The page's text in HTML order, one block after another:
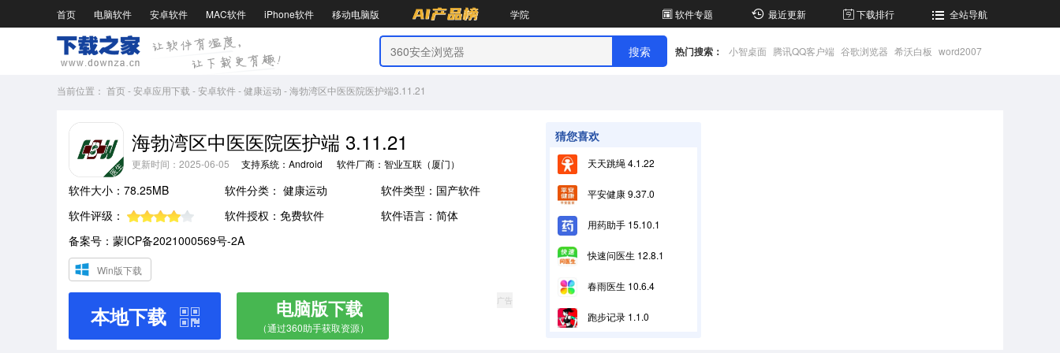
首页 电脑软件 安卓软件 MAC软件 iPhone软件 移动电脑版 学院 软件专题 最近更新 下载排行 全站导航
热门搜索： 小智桌面 腾讯QQ客户端 谷歌浏览器 希沃白板 word2007
当前位置： 首页-安卓应用下载 -安卓软件-健康运动 -海勃湾区中医医院医护端3.11.21
海勃湾区中医医院医护端 3.11.21
更新时间：2025-06-05 支持系统：Android 软件厂商：智业互联（厦门）健康科技有限公司
软件大小：78.25MB 软件分类： 健康运动
软件类型：国产软件
软件评级：
软件授权：免费软件
软件语言：简体
备案号：蒙ICP备2021000569号-2A
Win版下载
本地下载 电脑版下载
（通过360助手获取资源）
广告
猜您喜欢
天天跳绳 4.1.22
平安健康 9.37.0
用药助手 15.10.1
快速问医生 12.8.1
春雨医生 10.6.4
跑步记录 1.1.0